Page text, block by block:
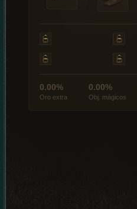
0.00%
Oro extra
0.00%
Obj. mágicos